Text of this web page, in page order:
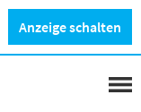
Anzeige schalten